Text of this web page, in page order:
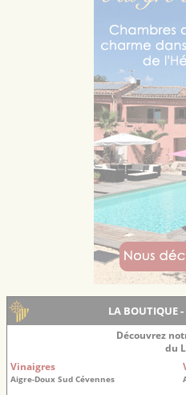
LA BOUTIQUE
Découvrez
du
Vinaigres
Aigre-Doux Sud Cévennes